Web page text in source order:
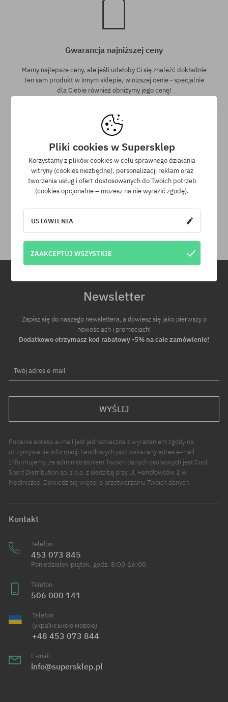
Gwarancja najniższej ceny
Mamy najlepsze ceny, ale jeśli udałoby Ci się znaleźć dokładnie
ten sam produkt w innym sklepie, w niższej cenie - specjalnie
dla Ciebie również obniżymy jego cenę!
30 dni na zwrot zakupów
Na zwrot zakupionych produktów masz 30 dni licząc od daty
Newsletter
Zapisz się do naszego newslettera, a dowiesz się jako pierwszy o
nowościach i promocjach!
Dodatkowo otrzymasz kod rabatowy -5% na całe zamówienie!
Twój adres e-mail
WYŚLIJ
Podanie adresu e-mail jest jednoznaczne z wyrażeniem zgody na
otrzymywanie informacji handlowych pod wskazany adres e-mail.
Informujemy, że administratorem Twoich danych osobowych jest Cool
Sport Distribution sp. z o.o. z siedzibą przy ul. Handlowców 2 w
Modlniczce. Dowiedz się więcej o przetwarzaniu Twoich danych.
Kontakt
Telefon
453 073 845
Poniedziałek-piątek, godz. 8:00-16:00
Telefon
506 000 141
Telefon
(українською мовою)
+48 453 073 844
E-mail
info@supersklep.pl
Pliki cookies w Supersklep
Korzystamy z plików cookies w celu sprawnego działania
witryny (cookies niezbędne), personalizacji reklam oraz
tworzenia usług i ofert dostosowanych do Twoich potrzeb
(cookies opcjonalne – możesz na nie wyrazić zgodę).
USTAWIENIA
ZAAKCEPTUJ WSZYSTKIE